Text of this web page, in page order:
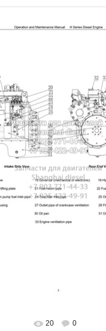
В реальном размере 1131x1600
20 0